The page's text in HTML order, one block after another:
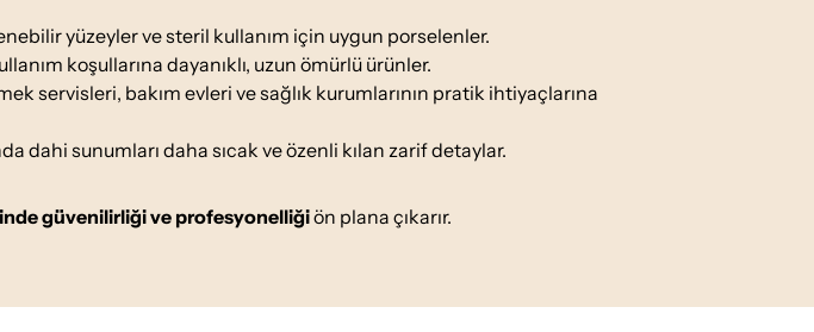
yüzeyler ve steril kullanım için uygun porselenler.
koşullarına dayanıklı, uzun ömürlü ürünler.
servisleri, bakım evleri ve sağlık kurumlarının pratik ihtiyaçlarına
dahi sunumları daha sıcak ve özenli kılan zarif detaylar.
güvenilirliği ve profesyonelliğiön plana çıkarır.